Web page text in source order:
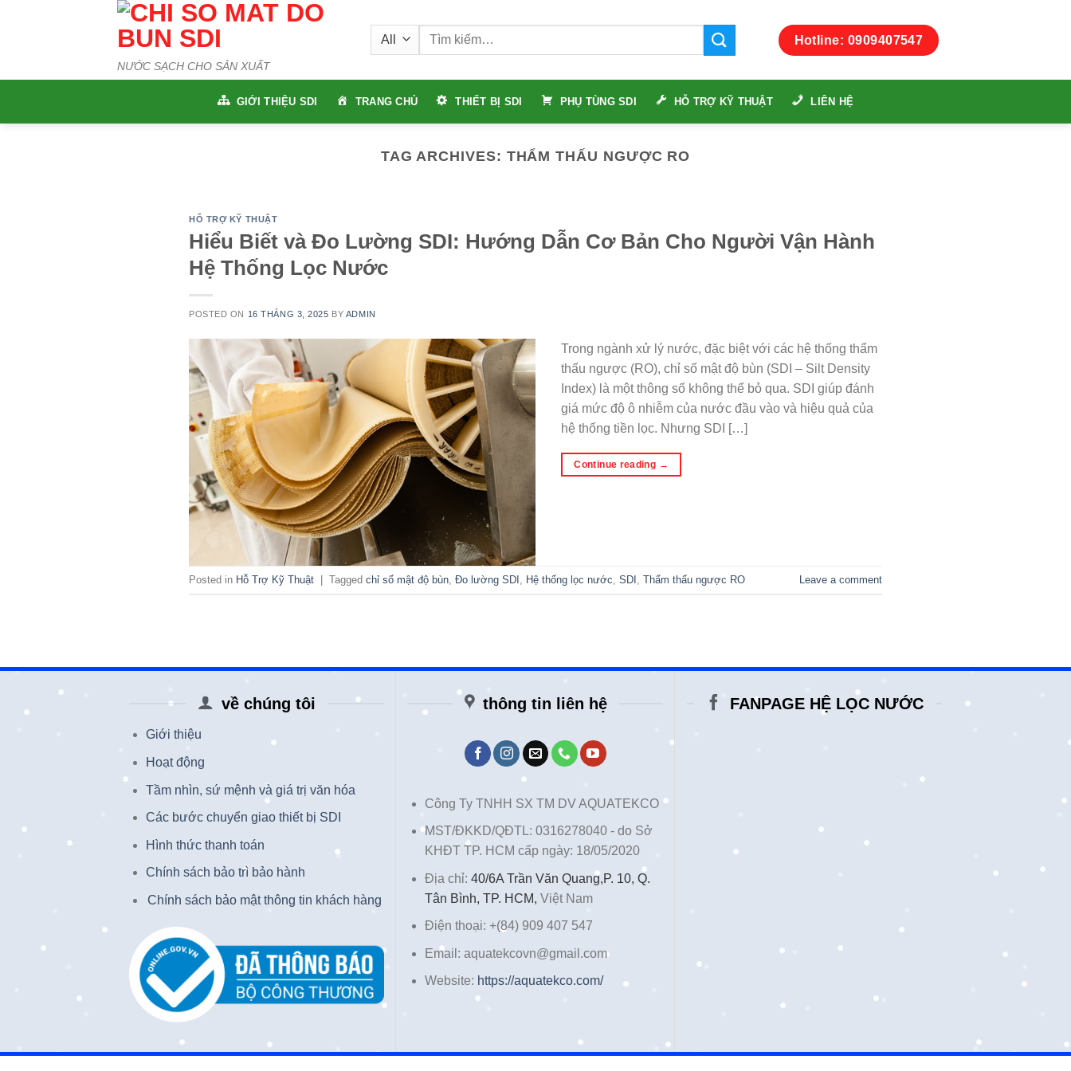
NƯỚC SẠCH CHO SẢN XUẤT
Tìm
Hotline: 0909407547
GIỚI THIỆU SDI TRANG CHỦ THIẾT BỊ SDI PHỤ TÙNG SDI HỖ TRỢ KỸ THUẬT LIÊN HỆ
TAG ARCHIVES: THẨM THẤU NGƯỢC RO
HỖ TRỢ KỸ THUẬT
Hiểu Biết và Đo Lường SDI: Hướng Dẫn Cơ Bản Cho Người Vận Hành
Hệ Thống Lọc Nước
POSTED ON 16 THÁNG 3, 2025 BY ADMIN
Trong ngành xử lý nước, đặc biệt với các hệ thống thẩm
thấu ngược (RO), chỉ số mật độ bùn (SDI – Silt Density
Index) là một thông số không thể bỏ qua. SDI giúp đánh
giá mức độ ô nhiễm của nước đầu vào và hiệu quả của
hệ thống tiền lọc. Nhưng SDI […]
Continue reading →
Posted in Hỗ Trợ Kỹ Thuật | Tagged chỉ số mật độ bùn Đo lường SDI Hệ thống lọc nước SDI Thẩm thấu ngược RO Leave a comment
về chúng tôi
Giới thiệu
Hoạt động
Tầm nhìn, sứ mệnh và giá trị văn hóa
Các bước chuyển giao thiết bị SDI
Hình thức thanh toán
Chính sách bảo trì bảo hành
Chính sách bảo mật thông tin khách hàng
thông tin liên hệ
Công Ty TNHH SX TM DV AQUATEKCO
MST/ĐKKD/QĐTL: 0316278040 - do Sở
KHĐT TP. HCM cấp ngày: 18/05/2020
Địa chỉ: 40/6A Trần Văn Quang,P. 10, Q.
Tân Bình, TP. HCM, Việt Nam
Điện thoại: +(84) 909 407 547
Email: aquatekcovn@gmail.com
Website: https://aquatekco.com/
FANPAGE HỆ LỌC NƯỚC